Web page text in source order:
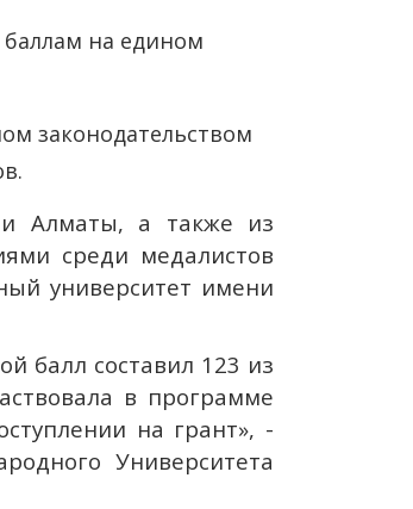
на едином
законодательством
и Алматы, а также из
среди медалистов
университет имени
балл составил 123 из
в программе
на грант», -
Университета